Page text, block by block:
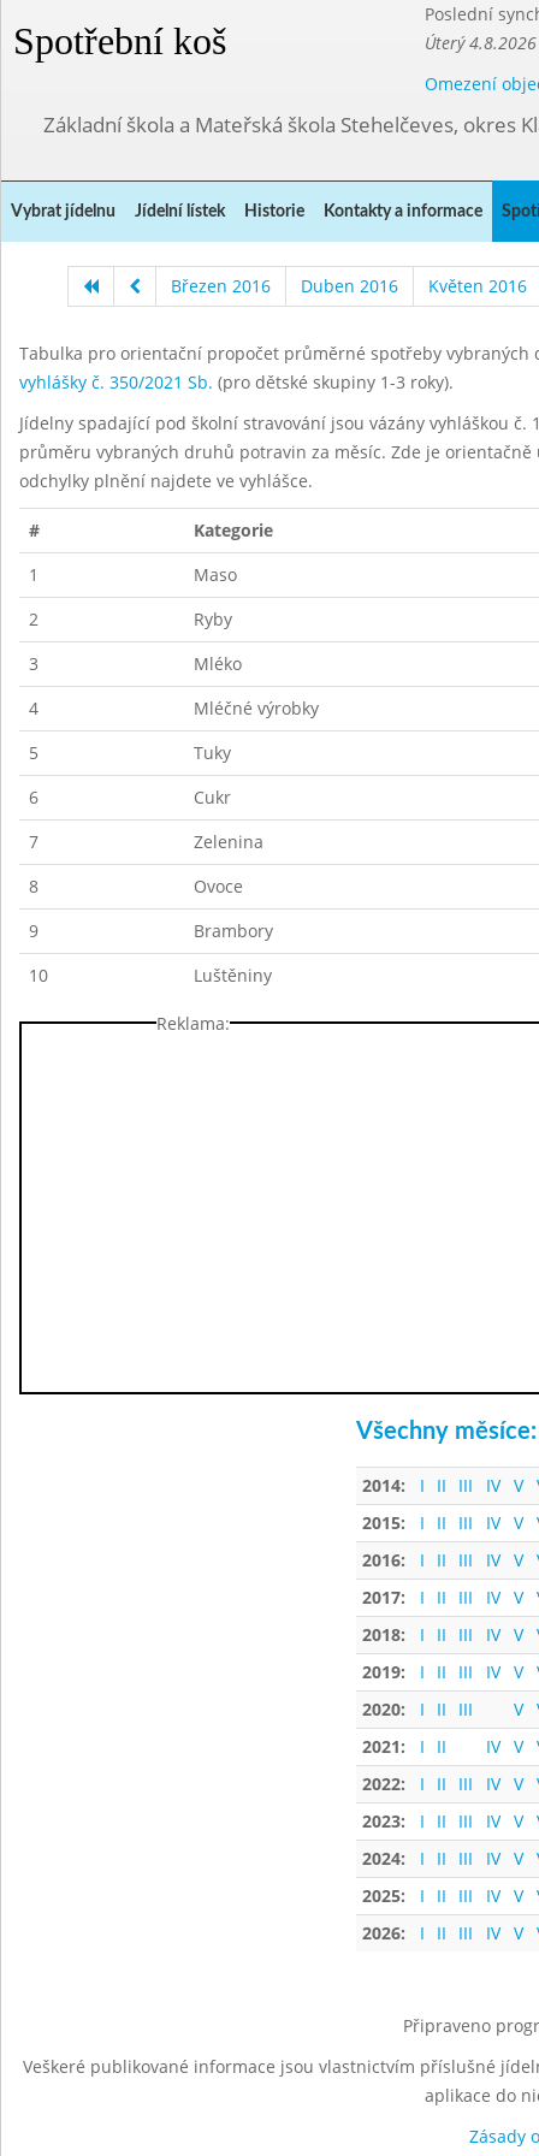
Spotřební koš
Poslední
Úterý
Omezení
Základní škola a Mateřská škola Stehelčeves, okres
Vybrat jídelnu Jídelní lístek Historie Kontakty a informace
Březen 2016 Duben 2016 Květen 2016
Tabulka pro orientační propočet průměrné spotřeby
vyhlášky č. 350/2021 Sb. (pro dětské skupiny 1-3 roky).
Jídelny spadající pod školní stravování jsou vázány vyhláškou
průměru vybraných druhů potravin za měsíc. Zde je
odchylky plnění najdete ve vyhlášce.
#
Kategorie
1
Maso
2
Ryby
3
Mléko
4
Mléčné výrobky
5
Tuky
6
Cukr
7
Zelenina
8
Ovoce
9
Brambory
10
Luštěniny
Reklama:
Všechny měsíce:
2014: I II III IV V
2015:
I II III IV V
2016:
I II III IV V
2017:
I II III IV V
2018:
I II III IV V
2019:
I II III IV V
2020:
I II III V
2021:
I II IV V
2022:
I II III IV V
2023:
I II III IV V
2024:
I II III IV V
2025:
I II III IV V
2026:
I II III IV V
Připraveno
Veškeré publikované informace jsou vlastnictvím příslušné
aplikace do
Zásady